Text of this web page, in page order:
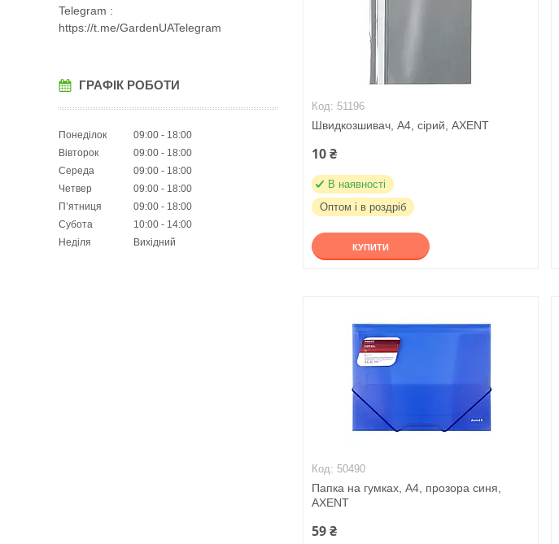
Telegram
https://t.me/GardenUATelegram
ГРАФІК РОБОТИ
Понеділок 09:00
18:00
Вівторок
09:00
18:00
Середа
09:00
18:00
Четвер
09:00
18:00
Пʼятниця
09:00
18:00
Субота
10:00
14:00
Неділя
Вихідний
51196
Швидкозшивач, А4, сірий, AXENT
10 ₴
В наявності
Оптом і в роздріб
КУПИТИ
50490
Папка на гумках, А4, прозора синя,
AXENT
59 ₴